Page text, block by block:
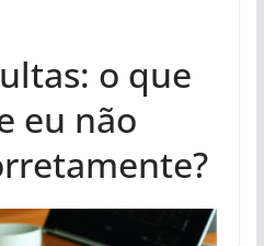
o que
eu não